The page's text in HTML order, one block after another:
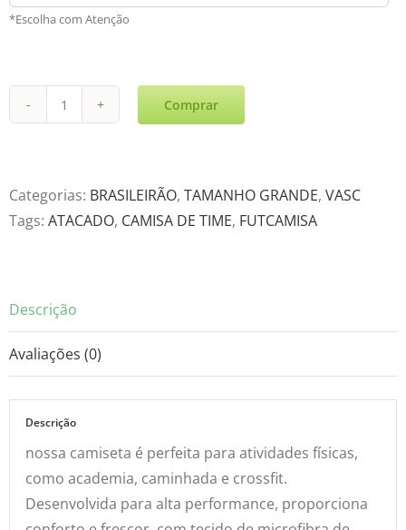
*Escolha com Atenção
Vasc
26
quantidade
Comprar
Categorias: BRASILEIRÃO, TAMANHO GRANDE, VASC
Tags: ATACADO, CAMISA DE TIME, FUTCAMISA
Descrição
Avaliações (0)
Descrição
nossa camiseta é perfeita para atividades físicas,
como academia, caminhada e crossfit.
Desenvolvida para alta performance, proporciona